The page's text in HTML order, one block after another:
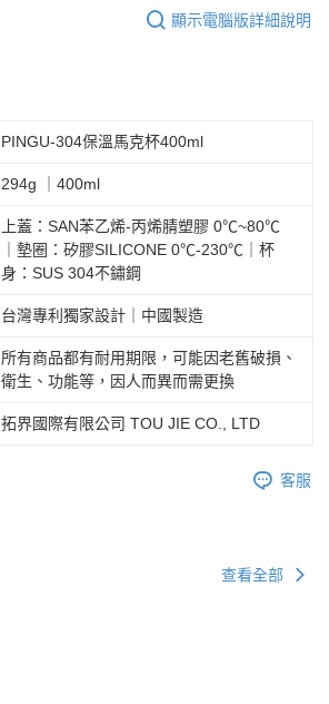
顯示電腦版詳細說明
PINGU-304保溫馬克杯400ml
294g ｜400ml
上蓋：SAN苯乙烯-丙烯腈塑膠 0℃~80℃
｜墊圈：矽膠SILICONE 0℃-230℃｜杯
身：SUS 304不鏽鋼
台灣專利獨家設計｜中國製造
所有商品都有耐用期限，可能因老舊破損、
衛生、功能等，因人而異而需更換
拓界國際有限公司 TOU JIE CO., LTD
客服
查看全部